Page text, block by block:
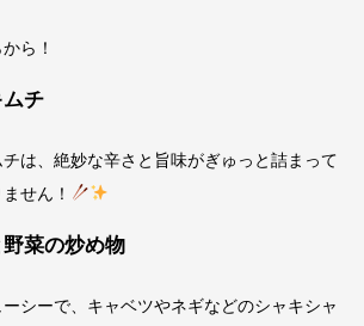
ら！
チ
は、絶妙な辛さと旨味がぎゅっと詰まって
せん！
菜の炒め物
シーで、キャベツやネギなどのシャキシャ